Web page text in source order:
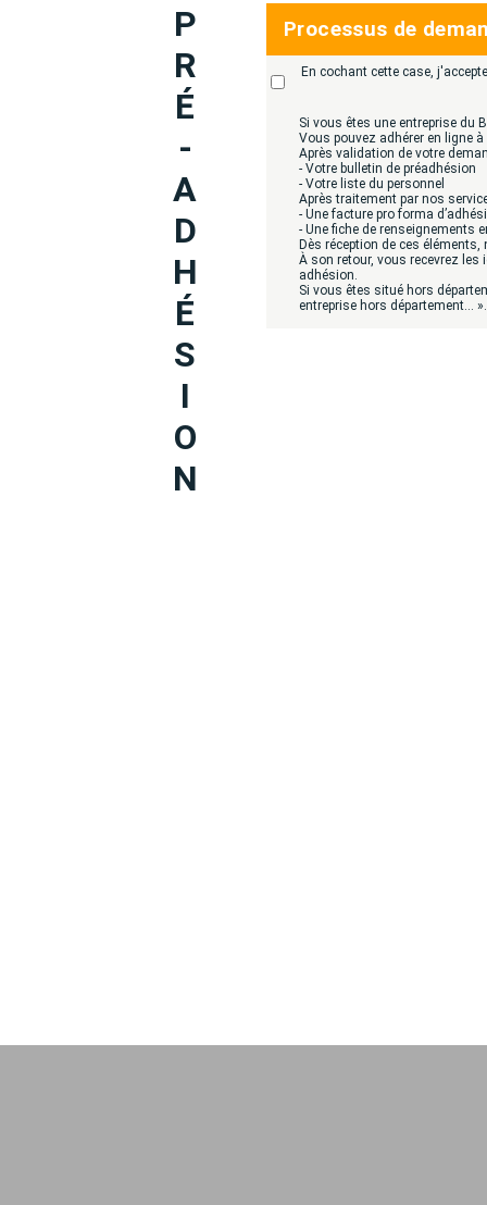
P
R
É
-
A
D
H
É
S
I
O
N
Processus de
En cochant cette case,
Si vous êtes une entreprise du
Vous pouvez adhérer en ligne
Après validation de votre
- Votre bulletin de préadhésion
- Votre liste du personnel
Après traitement par nos
- Une facture pro forma
- Une fiche de renseignements
Dès réception de ces
À son retour, vous recevrez
adhésion.
Si vous êtes situé hors
entreprise hors département… ».